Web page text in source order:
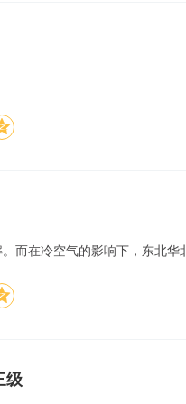
而在冷空气的影响下，东北华
级